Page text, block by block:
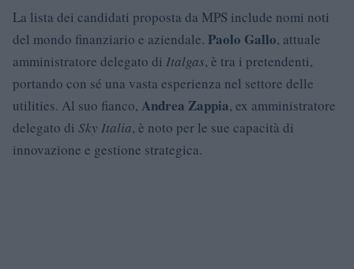
La lista dei candidati proposta da MPS include nomi noti
del mondo finanziario e aziendale. Paolo Gallo, attuale
amministratore delegato di Italgas, è tra i pretendenti,
portando con sé una vasta esperienza nel settore delle
utilities. Al suo fianco, Andrea Zappia, ex amministratore
delegato di Sky Italia, è noto per le sue capacità di
innovazione e gestione strategica.